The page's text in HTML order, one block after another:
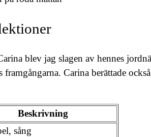
blev jag slagen av hennes
Carina berättade
Beskrivning
sång